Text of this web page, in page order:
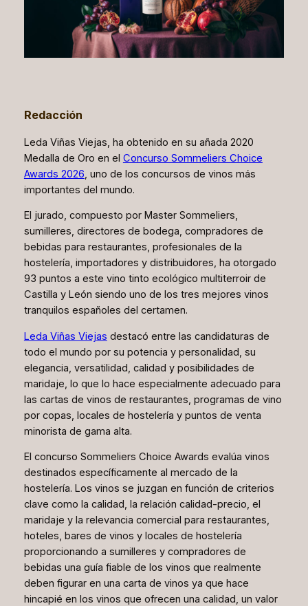
Redacción
Leda Viñas Viejas, ha obtenido en su añada 2020
Medalla de Oro en el Concurso Sommeliers Choice
Awards 2026, uno de los concursos de vinos más
importantes del mundo.
El jurado, compuesto por Master Sommeliers,
sumilleres, directores de bodega, compradores de
bebidas para restaurantes, profesionales de la
hostelería, importadores y distribuidores, ha otorgado
93 puntos a este vino tinto ecológico multiterroir de
Castilla y León siendo uno de los tres mejores vinos
tranquilos españoles del certamen.
Leda Viñas Viejas destacó entre las candidaturas de
todo el mundo por su potencia y personalidad, su
elegancia, versatilidad, calidad y posibilidades de
maridaje, lo que lo hace especialmente adecuado para
las cartas de vinos de restaurantes, programas de vino
por copas, locales de hostelería y puntos de venta
minorista de gama alta.
El concurso Sommeliers Choice Awards evalúa vinos
destinados específicamente al mercado de la
hostelería. Los vinos se juzgan en función de criterios
clave como la calidad, la relación calidad-precio, el
maridaje y la relevancia comercial para restaurantes,
hoteles, bares de vinos y locales de hostelería
proporcionando a sumilleres y compradores de
bebidas una guía fiable de los vinos que realmente
deben figurar en una carta de vinos ya que hace
hincapié en los vinos que ofrecen una calidad, un valor